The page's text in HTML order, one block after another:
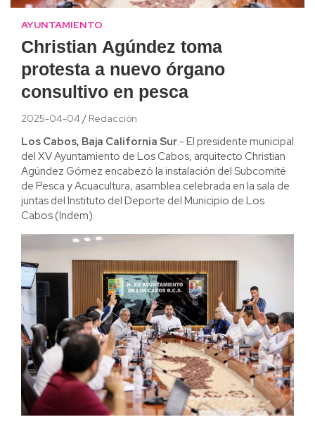
AYUNTAMIENTO
Christian Agúndez toma
protesta a nuevo órgano
consultivo en pesca
2025-04-04 Redacción
Los Cabos, Baja California Sur.- El presidente municipal
del XV Ayuntamiento de Los Cabos, arquitecto Christian
Agúndez Gómez encabezó la instalación del Subcomité
de Pesca y Acuacultura, asamblea celebrada en la sala de
juntas del Instituto del Deporte del Municipio de Los
Cabos (Indem).